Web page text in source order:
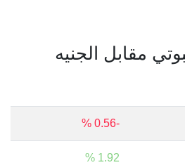
مقابل الجنيه
-0.56 %
1.92 %